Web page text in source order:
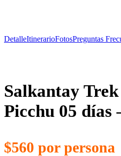
DetalleItinerarioFotosPreguntas
Salkantay
Picchu 05 días
$560 por persona